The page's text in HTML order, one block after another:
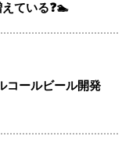
ている❓🏊
コールビール開発